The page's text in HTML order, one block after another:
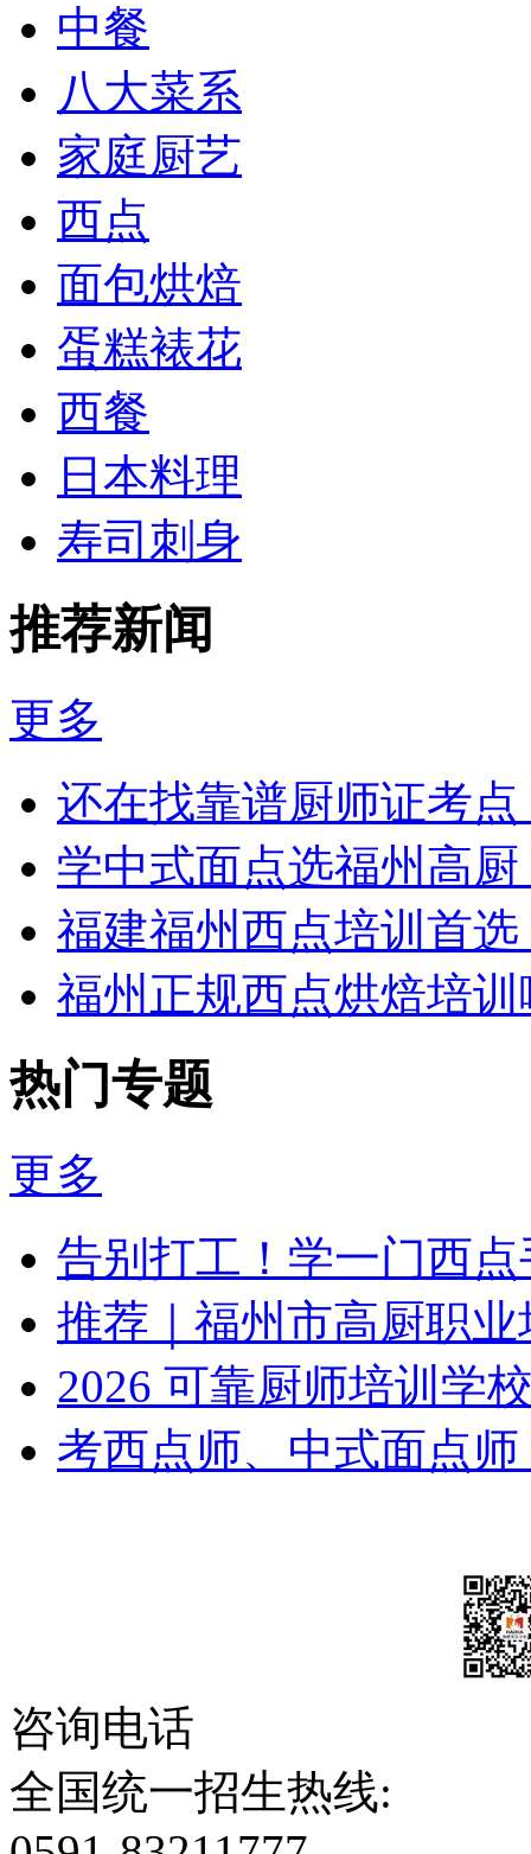
中餐
八大菜系
家庭厨艺
西点
面包烘焙
蛋糕裱花
西餐
日本料理
寿司刺身
推荐新闻
更多
还在找靠谱厨师证考
学中式面点选福州高
福建福州西点培训首
福州正规西点烘焙培
热门专题
更多
告别打工！学一门西
推荐｜福州市高厨职
2026 可靠厨师培训学
考西点师、中式面点
咨询电话
全国统一招生热线: